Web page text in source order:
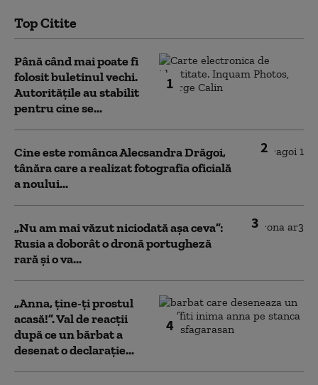
Top Citite
1
Până când mai poate fi
folosit buletinul vechi.
Autoritățile au stabilit
pentru cine se...
2
Cine este românca Alecsandra Drăgoi,
tânăra care a realizat fotografia oficială
a noului...
3
„Nu am mai văzut niciodată așa ceva”:
Rusia a doborât o dronă portugheză
rară și o va...
4
„Anna, ţine-ţi prostul
acasă!”. Val de reacții
după ce un bărbat a
desenat o declarație...